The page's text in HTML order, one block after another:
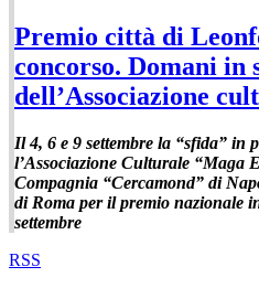
Premio città di
concorso. Domani in
dell’Associazione
Il 4, 6 e 9 settembre la “sfida” in
l’Associazione Culturale “Maga
Compagnia “Cercamond” di
di Roma per il premio nazionale
settembre
RSS